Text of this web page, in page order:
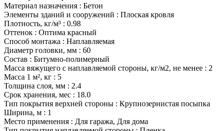
Материал назначения : Бетон
Элементы зданий и сооружений : Плоская кровля
Плотность, кг/м³ : 0.98
Оттенок : Оптима красный
Способ монтажа : Наплавляемая
Диаметр головки, мм : 60
Состав : Битумно-полимерный
Масса вяжущего с наплавляемой стороны, кг/м2, не менее : 2
Масса 1 м², кг : 5
Толщина слоя, мм : 2.4
Срок хранения, мес : 18.0
Тип покрытия верхней стороны : Крупнозернистая посыпка
Ширина, м : 1
Место применения : Для гаража, Для дома